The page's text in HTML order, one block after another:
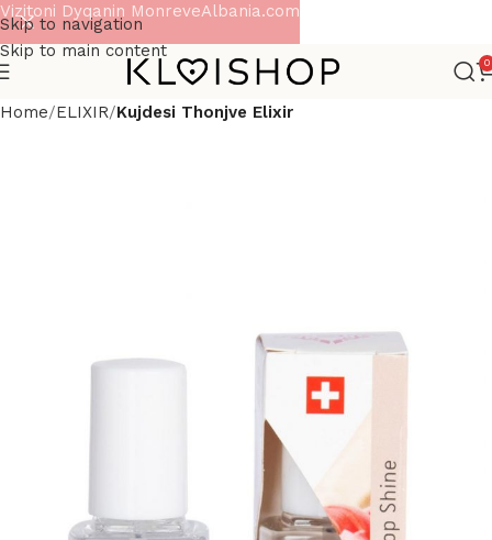
Skip to navigation
Skip to main content
0
Home ELIXIR Kujdesi Thonjve Elixir
Vizitoni Dyqanin MonreveAlbania.com